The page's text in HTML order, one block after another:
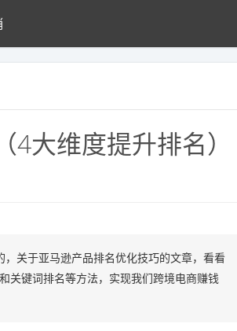
大维度提升排名）
关于亚马逊产品排名优化技巧的文章，看看
关键词排名等方法，实现我们跨境电商赚钱